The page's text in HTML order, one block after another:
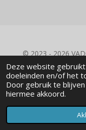
Deze website
doeleinden en/of het
Door gebruik te
hiermee akkoord.
© 2023 - 2026
Powered byJouwWeb